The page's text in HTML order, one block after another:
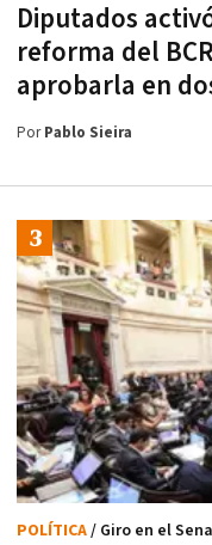
Diputados
reforma del
aprobarla en
PorPablo Sieira
POLÍTICA/ Giro en el